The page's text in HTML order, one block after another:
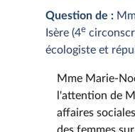
Question de :
Isère (4e
écologiste et
Mme Marie-
l'attention de
affaires
des femmes